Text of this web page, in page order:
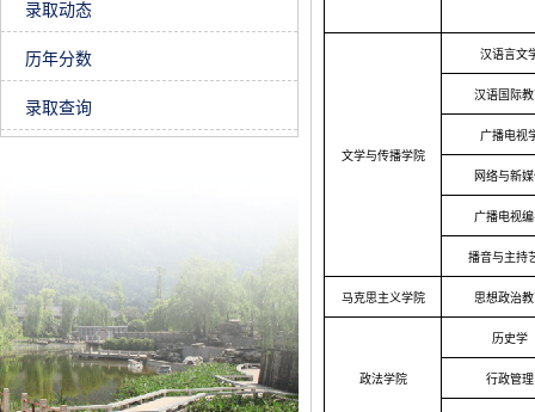
文学与传播学院
汉语言文
汉语国际
广播电视
网络与新
广播电视
播音与主持
马克思主义学院 思想政治
政法学院
历史学
行政管理
录取动态
历年分数
录取查询